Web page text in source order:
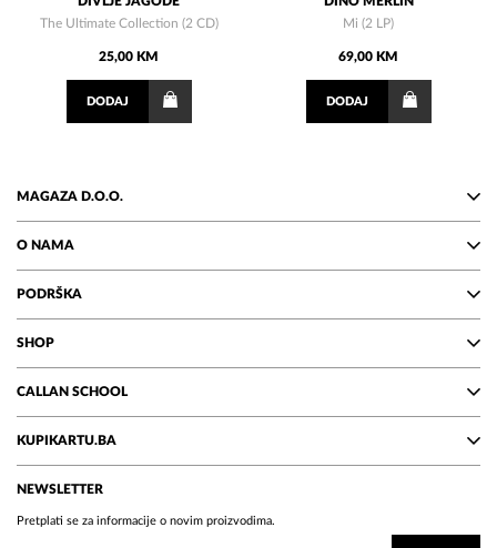
The Ultimate Collection (2 CD)
25,00 KM
DODAJ
Mi (2 LP)
69,00 KM
DODAJ
MAGAZA D.O.O.
O NAMA
PODRŠKA
SHOP
CALLAN SCHOOL
KUPIKARTU.BA
NEWSLETTER
Pretplati se za informacije o novim proizvodima.